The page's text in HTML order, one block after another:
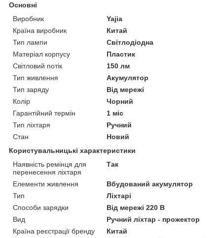
Основні
Виробник
Yajia
Країна виробник
Китай
Тип лампи
Світлодіодна
Матеріал корпусу
Пластик
Світловий потік
150 лм
Тип живлення
Акумулятор
Тип заряду
Від мережі
Колір
Чорний
Гарантійний термін
1 міс
Тип ліхтаря
Ручний
Стан
Новий
Користувальницькі характеристики
Наявність ремінця для
перенесення ліхтаря
Так
Елементи живлення
Вбудований акумулятор
Тип
Ліхтарі
Способи зарядки
Від мережі 220 В
Вид
Ручний ліхтар - прожектор
Країна реєстрації бренду
Китай